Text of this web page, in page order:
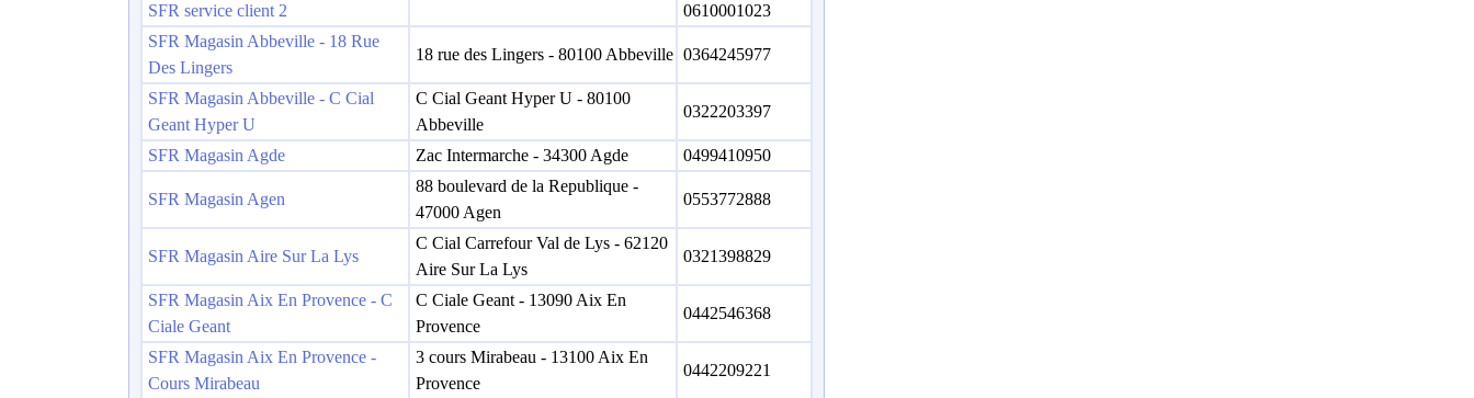
SFR service client 2
0610001023
SFR Magasin Abbeville - 18 Rue
Des Lingers
18 rue des Lingers - 80100 Abbeville 0364245977
SFR Magasin Abbeville - C Cial
Geant Hyper U
C Cial Geant Hyper U - 80100
Abbeville
0322203397
SFR Magasin Agde Zac Intermarche - 34300 Agde 0499410950
SFR Magasin Agen
88 boulevard de la Republique -
47000 Agen
0553772888
SFR Magasin Aire Sur La Lys
C Cial Carrefour Val de Lys - 62120
Aire Sur La Lys
0321398829
SFR Magasin Aix En Provence - C
Ciale Geant
C Ciale Geant - 13090 Aix En
Provence
0442546368
SFR Magasin Aix En Provence -
Cours Mirabeau
3 cours Mirabeau - 13100 Aix En
Provence
0442209221